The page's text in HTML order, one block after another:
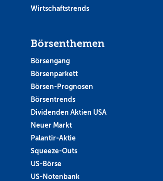
Wirtschaftstrends
Börsenthemen
Börsengang
Börsenparkett
Börsen-Prognosen
Börsentrends
Dividenden Aktien USA
Neuer Markt
Palantir-Aktie
Squeeze-Outs
US-Börse
US-Notenbank